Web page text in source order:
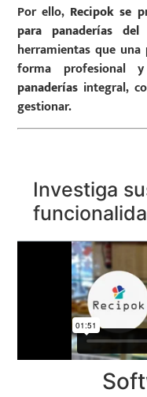
Por ello, Recipok se
para panaderías del
herramientas que una
forma profesional
panaderías integral,
gestionar.
Investiga